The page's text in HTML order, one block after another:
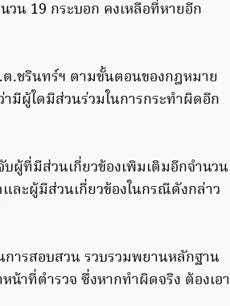
น 19 กระบอก คงเหลือที่หายอีก
.ชรินทร์ฯ ตามขั้นตอนของกฎหมาย
มีผู้ใดมีส่วนร่วมในการกระทำผิดอีก
ผู้ที่มีส่วนเกี่ยวข้องเพิมเติมอีกจำนวน
ละผู้มีส่วนเกี่ยวข้องในกรณีดังกล่าว
ารสอบสวน รวบรวมพยานหลักฐาน
น้าที่ตำรวจ ซึ่งหากทำผิดจริง ต้องเอา